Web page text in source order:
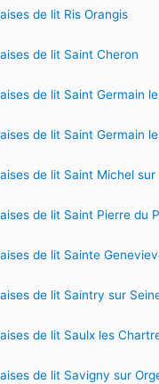
de lit Ris Orangis
de lit Saint Cheron
de lit Saint Germain
de lit Saint Germain
de lit Saint Michel sur
de lit Saint Pierre du
de lit Sainte
de lit Saintry sur
de lit Saulx les
de lit Savigny sur